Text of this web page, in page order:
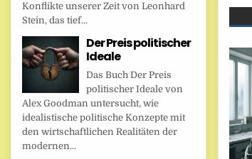
Konflikte unserer Zeit von Leonhard
Stein, das tief...
Der Preis politischer
Ideale
Das Buch Der Preis
politischer Ideale von
Alex Goodman untersucht, wie
idealistische politische Konzepte mit
den wirtschaftlichen Realitäten der
modernen...